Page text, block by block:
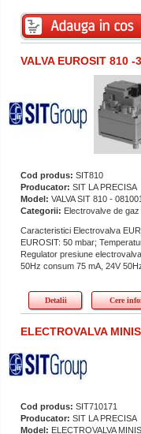
VALVA EUROSIT 810
Cod produs: SIT810
Producator: SIT LA PRECISA
Model: VALVA SIT 810 -
Categorii: Electrovalve de gaz
Caracteristici Electrovalva
EUROSIT: 50 mbar;
Regulator presiune
50Hz consum 75 mA, 24V 50Hz
Detalii Cere
ELECTROVALVA
Cod produs: SIT710171
Producator: SIT LA PRECISA
Model: ELECTROVALVA